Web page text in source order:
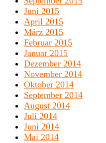
Juni 2015
April 2015
März 2015
Februar 2015
Januar 2015
Dezember 2014
November 2014
Oktober 2014
September 2014
August 2014
Juli 2014
Juni 2014
Mai 2014